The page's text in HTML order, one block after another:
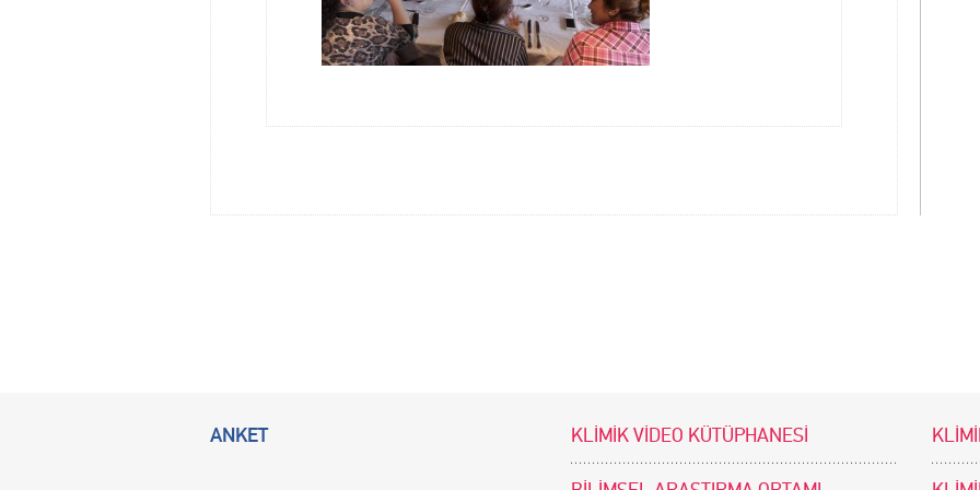
ANKET KLİMİK VİDEO KÜTÜPHANESİ